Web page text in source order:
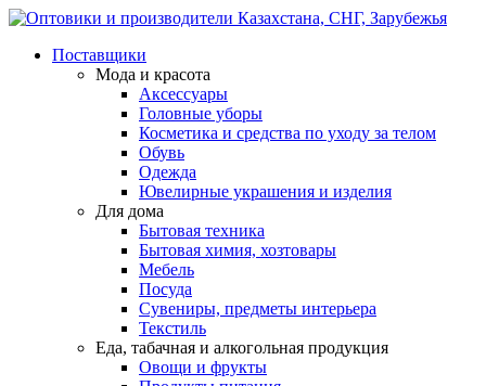
Поставщики
Мода и красота
Аксессуары
Головные уборы
Косметика и средства по уходу за телом
Обувь
Одежда
Ювелирные украшения и изделия
Для дома
Бытовая техника
Бытовая химия, хозтовары
Мебель
Посуда
Сувениры, предметы интерьера
Текстиль
Еда, табачная и алкогольная продукция
Овощи и фрукты